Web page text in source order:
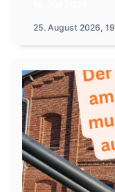
25. August 2026,